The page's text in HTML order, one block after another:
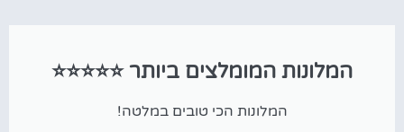
המלונות המומלצים ביותר ⭐⭐⭐⭐⭐
המלונות הכי טובים במלטה!